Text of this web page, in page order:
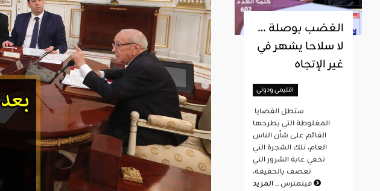
الغضب بوصلة …
لا سلاحا يشهر في
غير الإتجاه
اقليمي ودولي
المغلوطة التي يطرحها
القائم على شأن الناس
العام، تلك الشجرة التي
تخفي غابة الشرور التي
تعصف بالحقيقة،
فيتمترس ...المزيد